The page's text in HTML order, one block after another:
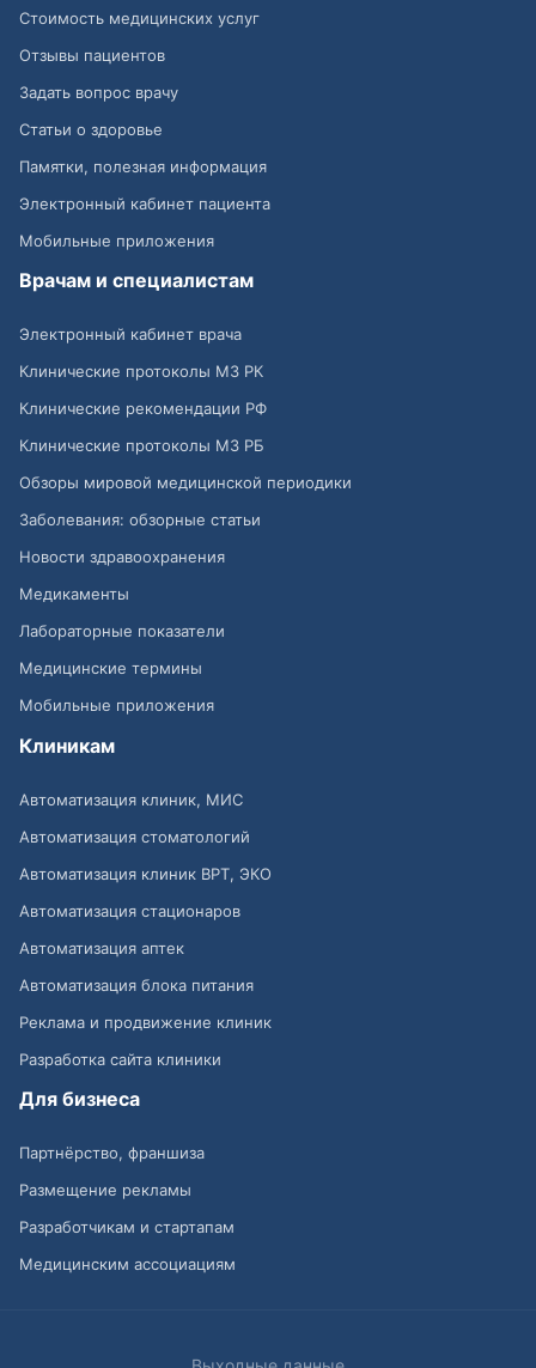
Стоимость медицинских услуг
Отзывы пациентов
Задать вопрос врачу
Статьи о здоровье
Памятки, полезная информация
Электронный кабинет пациента
Мобильные приложения
Врачам и специалистам
Электронный кабинет врача
Клинические протоколы МЗ РК
Клинические рекомендации РФ
Клинические протоколы МЗ РБ
Обзоры мировой медицинской периодики
Заболевания: обзорные статьи
Новости здравоохранения
Медикаменты
Лабораторные показатели
Медицинские термины
Мобильные приложения
Клиникам
Автоматизация клиник, МИС
Автоматизация стоматологий
Автоматизация клиник ВРТ, ЭКО
Автоматизация стационаров
Автоматизация аптек
Автоматизация блока питания
Реклама и продвижение клиник
Разработка сайта клиники
Для бизнеса
Партнёрство, франшиза
Размещение рекламы
Разработчикам и стартапам
Медицинским ассоциациям